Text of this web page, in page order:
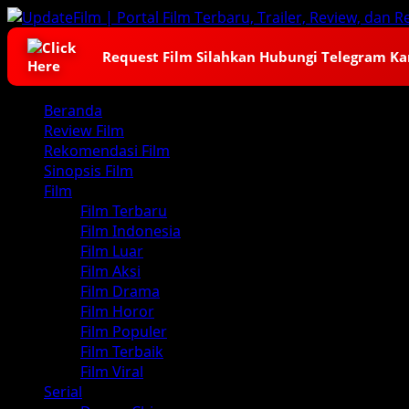
Skip
to
content
Request Film Silahkan Hubungi Telegram
Primary
Menu
Beranda
Review Film
Rekomendasi Film
Sinopsis Film
Film
Film Terbaru
Film Indonesia
Film Luar
Film Aksi
Film Drama
Film Horor
Film Populer
Film Terbaik
Film Viral
Serial